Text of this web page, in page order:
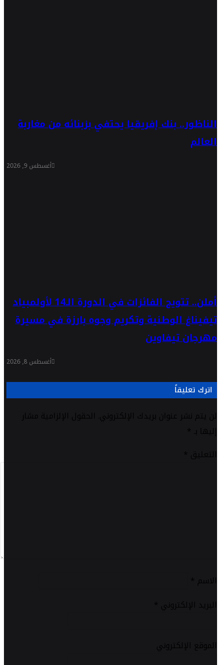
الناظور.. بنك إفريقيا يحتفي بزبنائه من مغاربة
العالم
أغسطس 9, 2026
أملن.. تتويج الفائزات في الدورة الـ14 لأولمبياد
تيفيناغ الوطنية وتكريم وجوه بارزة في مسيرة
مهرجان تيفاوين
أغسطس 8, 2026
اترك تعليقاً
لن يتم نشر عنوان بريدك الإلكتروني. الحقول الإلزامية مشار
إليها بـ *
التعليق *
الاسم *
البريد الإلكتروني *
الموقع الإلكتروني